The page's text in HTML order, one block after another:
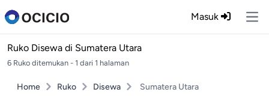
Masuk
Ruko Disewa di Sumatera Utara
6 Ruko ditemukan - 1 dari 1 halaman
Home Ruko Disewa Sumatera Utara